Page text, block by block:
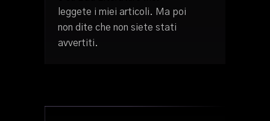
leggete i miei articoli. Ma poi
non dite che non siete stati
avvertiti.